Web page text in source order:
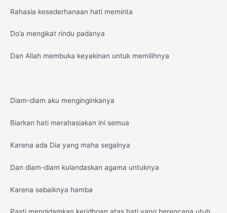
Rahasia kesederhanaan hati meminta
Do’a mengikat rindu padanya
Dan Allah membuka keyakinan untuk memilihnya
Diam-diam aku menginginkanya
Biarkan hati merahasiakan ini semua
Karena ada Dia yang maha segalnya
Dan diam-diam kulandaskan agama untuknya
Karena sebaiknya hamba